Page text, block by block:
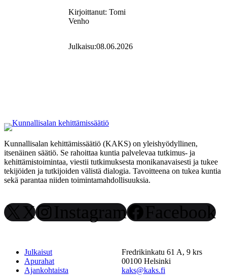
Kirjoittanut: Tomi
Venho
Julkaisu:08.06.2026
Kunnallisalan kehittämissäätiö (KAKS) on yleishyödyllinen,
itsenäinen säätiö. Se rahoittaa kuntia palvelevaa tutkimus- ja
kehittämistoimintaa, viestii tutkimuksesta monikanavaisesti ja tukee
tekijöiden ja tutkijoiden välistä dialogia. Tavoitteena on tukea kuntia
sekä parantaa niiden toimintamahdollisuuksia.
X Instagram Facebook
Julkaisut
Apurahat
Ajankohtaista
Fredrikinkatu 61 A, 9 krs
00100 Helsinki
kaks@kaks.fi